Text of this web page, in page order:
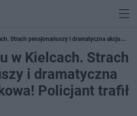
Strach pensjonariuszy i dramatyczna akcja
w Kielcach. Strach
i dramatyczna
Policjant trafił